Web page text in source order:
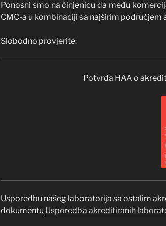
Ponosni smo na činjenicu da među
CMC-a u kombinaciji sa najširim područjem
Slobodno provjerite:
Potvrda HAA o
Usporedbu našeg laboratorija sa ostalim
dokumentu Usporedba akreditiranih